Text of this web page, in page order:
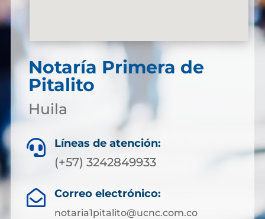
Notaría Primera de
Pitalito
Huila
 Líneas de atención:
(+57) 3242849933
 Correo electrónico:
notaria1pitalito@ucnc.com.co